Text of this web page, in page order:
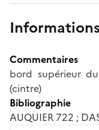
Commentaires
bord supérieur
(cintre)
Bibliographie
AUQUIER 722 ;